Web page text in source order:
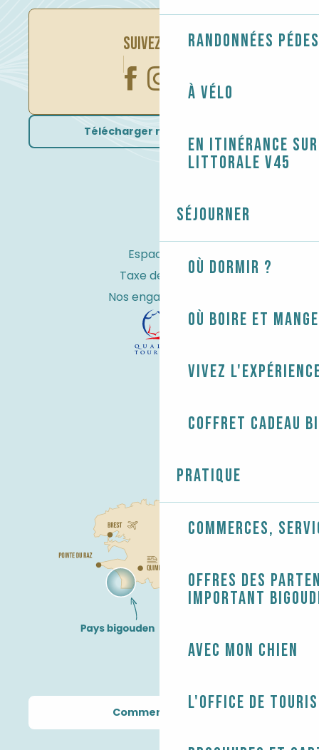
Randonnées
À vélo
En itinérance
littorale V45
Séjourner
Où dormir ?
Où boire et
Vivez
Coffret cadeau
Pratique
Commerces,
Offres des
Important
Avec mon chien
L'Office de
SUIVEZ-NOUS
Télécharger nos brochures
Espace Pro
Taxe de séjour
Nos engagements
Comment venir ?